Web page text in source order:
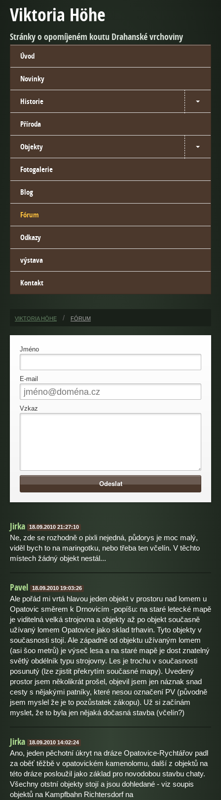
Viktoria Höhe
Stránky o opomíjeném koutu Drahanské vrchoviny
Úvod
Novinky
Historie
Příroda
Objekty
Fotogalerie
Blog
Fórum
Odkazy
výstava
Kontakt
VIKTORIA HÖHE FÓRUM
Jméno
E-mail
Vzkaz
Odeslat
Jirka 18.09.2010 21:27:10
Ne, zde se rozhodně o pixli nejedná, půdorys je moc malý,
viděl bych to na maringotku, nebo třeba ten včelín. V těchto
místech žádný objekt nestál...
Pavel 18.09.2010 19:03:26
Ale pořád mi vrtá hlavou jeden objekt v prostoru nad lomem u
Opatovic směrem k Drnovicím -popíšu: na staré letecké mapě
je viditelná velká strojovna a objekty až po objekt současně
užívaný lomem Opatovice jako sklad trhavin. Tyto objekty v
současnosti stojí. Ale západně od objektu užívaným lomem
(asi šoo metrů) je výseč lesa a na staré mapě je dost znatelný
světlý obdélník typu strojovny. Les je trochu v současnosti
posunutý (lze zjistit překrytím současné mapy). Uvedený
prostor jsem několikrát prošel, objevil jsem jen náznak snad
cesty s nějakými patníky, které nesou označení PV (původně
jsem myslel že je to pozůstatek zákopu). Už si začínám
myslet, že to byla jen nějaká dočasná stavba (včelín?)
Jirka 18.09.2010 14:02:24
Ano, jeden pěchotní úkryt na dráze Opatovice-Rychtářov padl
za oběť těžbě v opatovickém kamenolomu, další z objektů na
této dráze posloužil jako základ pro novodobou stavbu chaty.
Všechny otstní objekty stojí a jsou dohledané - viz soupis
objektů na Kampfbahn Richtersdorf na